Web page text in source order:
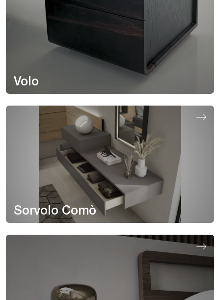
Volo
Sorvolo Comò